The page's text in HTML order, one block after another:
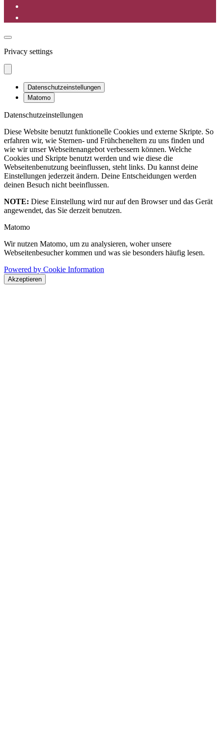
Privacy settings
Datenschutzeinstellungen
Matomo
Datenschutzeinstellungen
Diese Website benutzt funktionelle Cookies und externe Skripte. So
erfahren wir, wie Sternen- und Frühcheneltern zu uns finden und
wie wir unser Webseitenangebot verbessern können. Welche
Cookies und Skripte benutzt werden und wie diese die
Webseitenbenutzung beeinflussen, steht links. Du kannst deine
Einstellungen jederzeit ändern. Deine Entscheidungen werden
deinen Besuch nicht beeinflussen.
NOTE: Diese Einstellung wird nur auf den Browser und das Gerät
angewendet, das Sie derzeit benutzen.
Matomo
Wir nutzen Matomo, um zu analysieren, woher unsere
Webseitenbesucher kommen und was sie besonders häufig lesen.
Powered by Cookie Information
Akzeptieren